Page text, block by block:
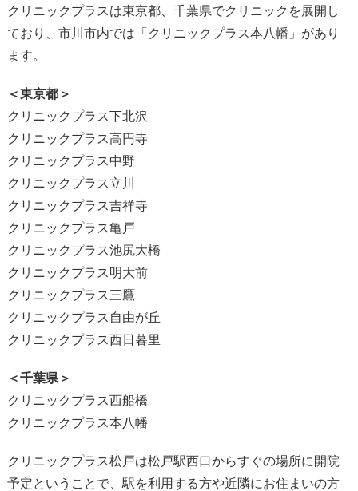
クリニックプラスは東京都、千葉県でクリニックを展開し
ており、市川市内では「クリニックプラス本八幡」があり
ます。
＜東京都＞
クリニックプラス下北沢
クリニックプラス高円寺
クリニックプラス中野
クリニックプラス立川
クリニックプラス吉祥寺
クリニックプラス亀戸
クリニックプラス池尻大橋
クリニックプラス明大前
クリニックプラス三鷹
クリニックプラス自由が丘
クリニックプラス西日暮里
＜千葉県＞
クリニックプラス西船橋
クリニックプラス本八幡
クリニックプラス松戸は松戸駅西口からすぐの場所に開院
予定ということで、駅を利用する方や近隣にお住まいの方